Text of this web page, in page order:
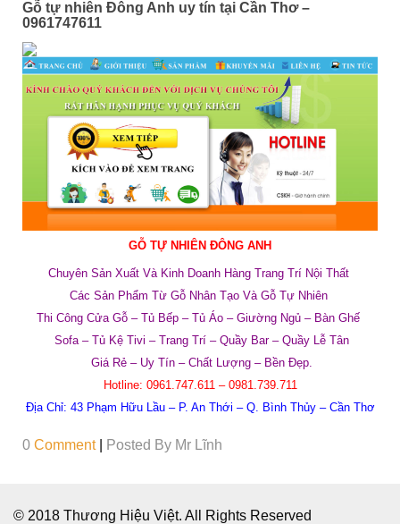
Gỗ tự nhiên Đông Anh uy tín tại Cần Thơ –
0961747611
GỖ TỰ NHIÊN ĐÔNG ANH
Chuyên Sản Xuất Và Kinh Doanh Hàng Trang Trí Nội Thất
Các Sản Phẩm Từ Gỗ Nhân Tạo Và Gỗ Tự Nhiên
Thi Công Cửa Gỗ – Tủ Bếp – Tủ Áo – Giường Ngủ – Bàn Ghế
Sofa – Tủ Kệ Tivi – Trang Trí – Quầy Bar – Quầy L ễ Tân
Giá Rẻ – Uy Tín – Chất Lượng – Bền Đẹp.
Hotline: 0961.747.611 – 0981.739.711
Địa Chỉ: 43 Phạm Hữu Lầu – P. An Thới – Q. Bình Thủy – Cần Thơ
0 Comment Posted By Mr Lĩnh
© 2018 Thương Hiệu Việt. All Rights Reserved